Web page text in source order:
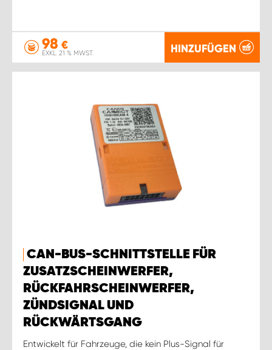
98 €
EXKL. 21 % MWST. HINZUFÜGEN
CAN-BUS-SCHNITTSTELLE FÜR
ZUSATZSCHEINWERFER,
RÜCKFAHRSCHEINWERFER,
ZÜNDSIGNAL UND
RÜCKWÄRTSGANG
Entwickelt für Fahrzeuge, die kein Plus-Signal für